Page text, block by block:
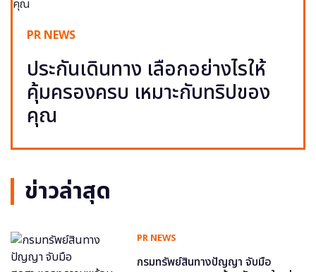
PR NEWS
ประกันเดินทาง เลือกอย่างไรให้
คุ้มครองครบ เหมาะกับทริปของ
คุณ
ข่าวล่าสุด
PR NEWS
กรมทรัพย์สินทางปัญญา จับมือ